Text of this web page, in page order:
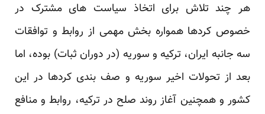
هر چند تلاش برای اتخاذ سیاست های مشترک در
خصوص کرد‌ها همواره بخش مهمی از روابط و توافقات
سه جانبه ایران، ترکیه و سوریه (در دوران ثبات) بوده، اما
بعد از تحولات اخیر سوریه و صف بندی کرد‌ها در این
کشور و همچنین آغاز روند صلح در ترکیه، روابط و منافع